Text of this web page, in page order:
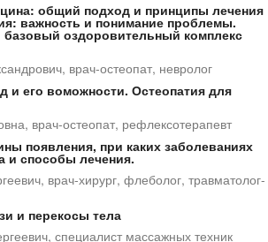
общий подход и принципы лечения
важность и понимание проблемы.
базовый оздоровительный комплекс
врач-остеопат, невролог
и его воможности. Остеопатия для
врач-остеопат, рефлексотерапевт
появления, при каких заболеваниях
и способы лечения.
врач-хирург, флеболог, травматолог-
и перекосы тела
специалист массажных техник